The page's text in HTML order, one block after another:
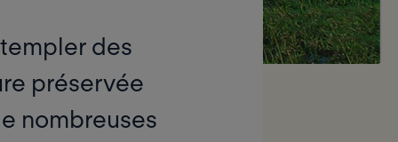
des
préservée
nombreuses